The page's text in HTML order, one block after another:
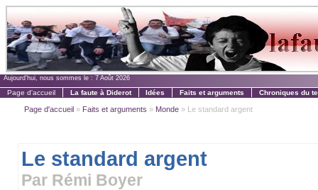
Aujourd'hui, nous sommes le : 7 Août 2026
Page d'accueil La faute à Diderot Idées Faits et arguments Chroniques du
Page d'accueil » Faits et arguments » Monde » Le standard argent
Le standard argent
Par Rémi Boyer